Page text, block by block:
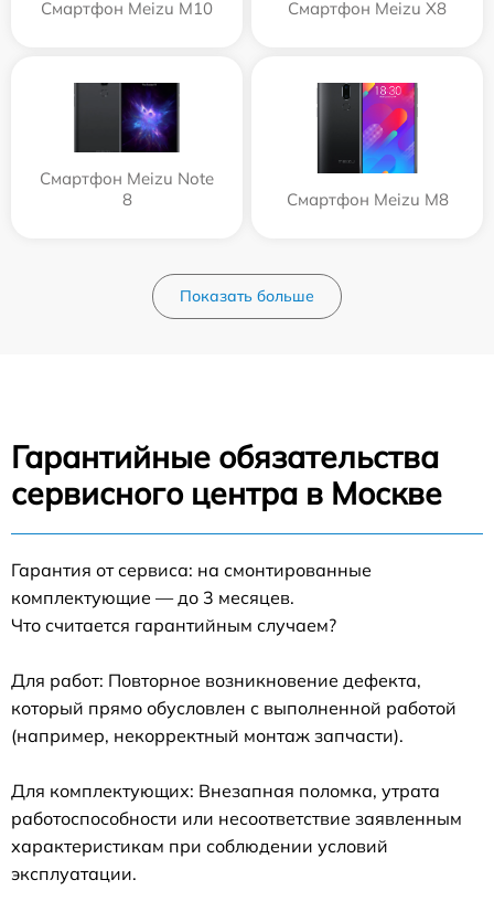
Смартфон Meizu M10 Смартфон Meizu X8
Смартфон Meizu Note
8
Смартфон Meizu M8
Показать больше
Гарантийные обязательства
сервисного центра в Москве
Гарантия от сервиса: на смонтированные
комплектующие — до 3 месяцев.
Что считается гарантийным случаем?
Для работ: Повторное возникновение дефекта,
который прямо обусловлен с выполненной работой
(например, некорректный монтаж запчасти).
Для комплектующих: Внезапная поломка, утрата
работоспособности или несоответствие заявленным
характеристикам при соблюдении условий
эксплуатации.